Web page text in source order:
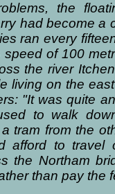
the
had become a
ran every
of 100
the river
living on the
"It was quite
to walk
tram from the
afford to travel
the Northam
than pay the